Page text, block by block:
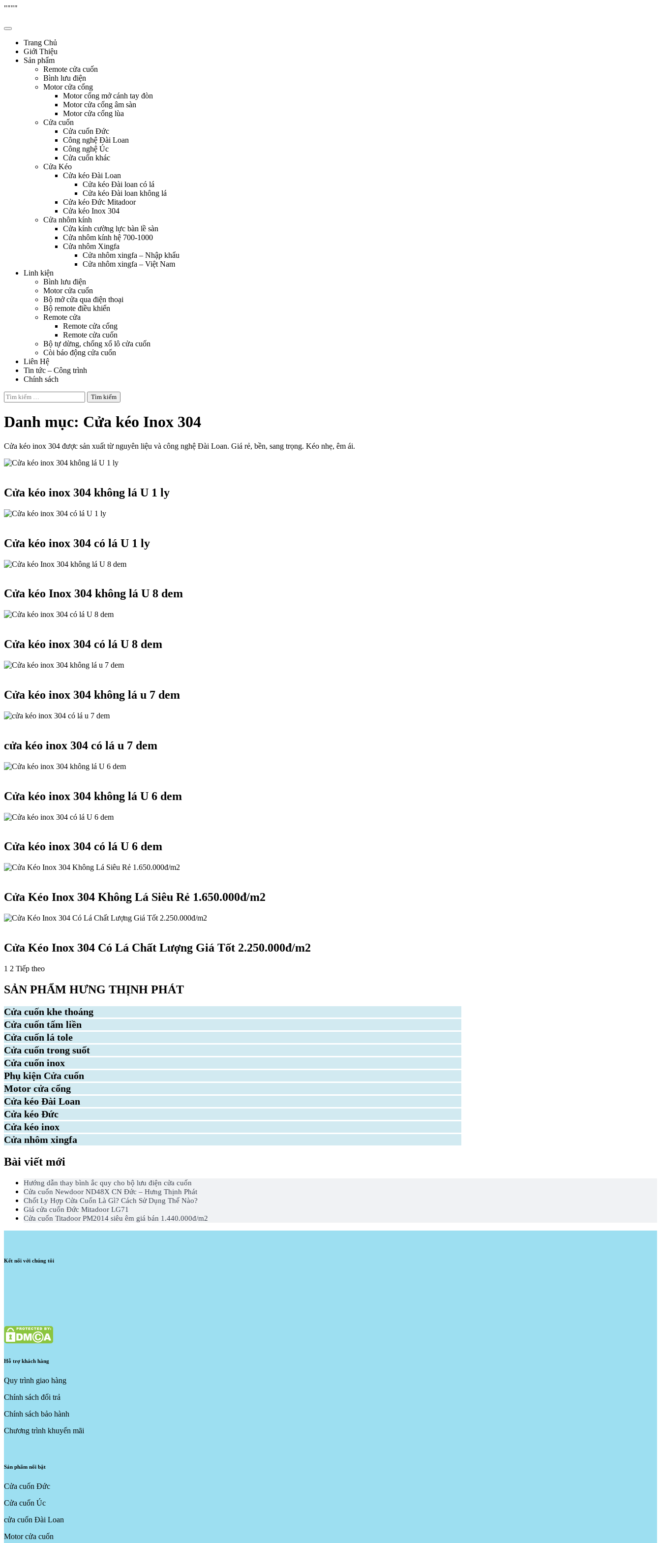
""""
to
Trang Chủ
Giới Thiệu
Sản phẩm
Remote cửa cuốn
Bình lưu điện
Motor cửa cổng
Motor cổng mở cánh tay đòn
Motor cửa cổng âm sàn
Motor cửa cổng lùa
Cửa cuốn
Cửa cuốn Đức
Công nghệ Đài Loan
Công nghệ Úc
Cửa cuốn khác
Cửa Kéo
Cửa kéo Đài Loan
Cửa kéo Đài loan có lá
Cửa kéo Đài loan không lá
Cửa kéo Đức Mitadoor
Cửa kéo Inox 304
Cửa nhôm kính
Cửa kính cường lực bàn lề sàn
Cửa nhôm kính hệ 700-1000
Cửa nhôm Xingfa
Cửa nhôm xingfa – Nhập khẩu
Cửa nhôm xingfa – Việt Nam
Linh kiện
Bình lưu điện
Motor cửa cuốn
Bộ mở cửa qua điện thoại
Bộ remote điều khiển
Remote cửa
Remote cửa cổng
Remote cửa cuốn
Bộ tự dừng, chống xổ lô cửa cuốn
Còi báo động cửa cuốn
Liên Hệ
Tin tức – Công trình
Chính sách
Tìm
kiếm
Danh mục: Cửa kéo Inox 304
Cửa kéo inox 304 được sản xuất từ nguyên liệu và công nghệ Đài Loan. Giá rẻ, bền, sang trọng. Kéo nhẹ, êm ái.
Cửa kéo inox 304 không lá U 1 ly
Cửa kéo inox 304 có lá U 1 ly
Cửa kéo Inox 304 không lá U 8 dem
Cửa kéo inox 304 có lá U 8 dem
Cửa kéo inox 304 không lá u 7 dem
cửa kéo inox 304 có lá u 7 dem
Cửa kéo inox 304 không lá U 6 dem
Cửa kéo inox 304 có lá U 6 dem
Cửa Kéo Inox 304 Không Lá Siêu Rẻ 1.650.000đ/m2
Cửa Kéo Inox 304 Có Lá Chất Lượng Giá Tốt 2.250.000đ/m2
Phân
trang
bài
viết
1 2 Tiếp theo
SẢN PHẨM HƯNG THỊNH PHÁT
Cửa cuốn khe thoáng
Cửa cuốn tấm liền
Cửa cuốn lá tole
Cửa cuốn trong suốt
Cửa cuốn inox
Phụ kiện Cửa cuốn
Motor cửa cổng
Cửa kéo Đài Loan
Cửa kéo Đức
Cửa kéo inox
Cửa nhôm xingfa
Bài viết mới
Hướng dẫn thay bình ắc quy cho bộ lưu điện cửa cuốn
Cửa cuốn Newdoor ND48X CN Đức – Hưng Thịnh Phát
Chốt Ly Hợp Cửa Cuốn Là Gì? Cách Sử Dụng Thế Nào?
Giá cửa cuốn Đức Mitadoor LG71
Cửa cuốn Titadoor PM2014 siêu êm giá bán 1.440.000đ/m2
Kết nối với chúng tôi
Hỗ trợ khách hàng
Quy trình giao hàng
Chính sách đổi trả
Chính sách bảo hành
Chương trình khuyến mãi
Sản phẩm nổi bật
Cửa cuốn Đức
Cửa cuốn Úc
cửa cuốn Đài Loan
Motor cửa cuốn